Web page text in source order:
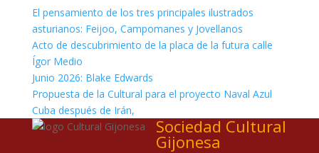
El pensamiento de los tres principales ilustrados
asturianos: Feijoo, Campomanes y Jovellanos
Acto de descubrimiento de la placa de la futura calle
Ígor Medio
Junio 2026: Blake Edwards
Propuesta de la Cultural para el proyecto Naval Azul
Cuba después de Irán,
Sociedad Cultural
Gijonesa